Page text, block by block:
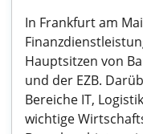
In Frankfurt am
Hauptsitzen von
und der EZB.
Bereiche IT,
wichtige